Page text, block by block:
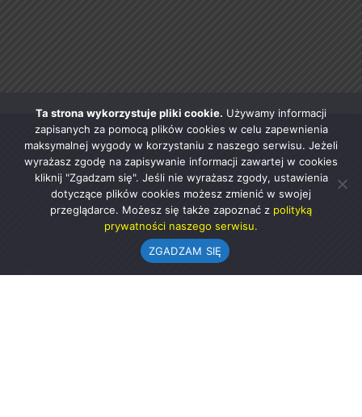
Ta strona wykorzystuje pliki cookie. Używamy informacji
zapisanych za pomocą plików cookies w celu zapewnienia
maksymalnej wygody w korzystaniu z naszego serwisu. Jeżeli
wyrażasz zgodę na zapisywanie informacji zawartej w cookies
kliknij "Zgadzam się". Jeśli nie wyrażasz zgody, ustawienia
dotyczące plików cookies możesz zmienić w swojej
przeglądarce. Możesz się także zapoznać z polityką
prywatności naszego serwisu.
ZGADZAM SIĘ